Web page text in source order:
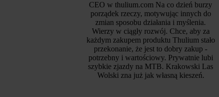
CEO w thulium.com Na co dzień burzy
porządek rzeczy, motywując innych do
zmian sposobu działania i myślenia.
Wierzy w ciągły rozwój. Chce, aby za
każdym zakupem produktu Thulium stało
przekonanie, że jest to dobry zakup -
potrzebny i wartościowy. Prywatnie lubi
szybkie zjazdy na MTB. Krakowski Las
Wolski zna już jak własną kieszeń.